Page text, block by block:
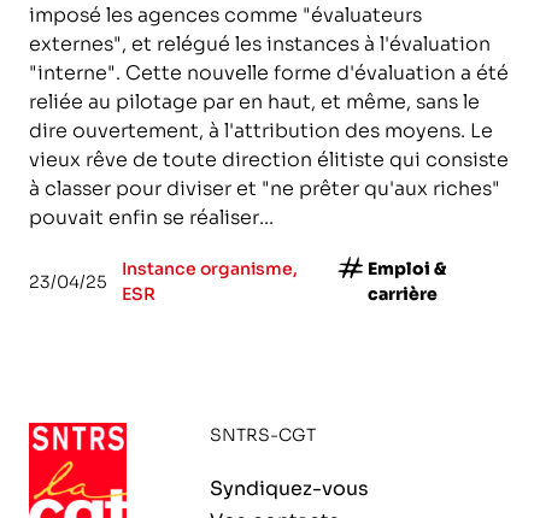
imposé les agences comme "évaluateurs
externes", et relégué les instances à l'évaluation
"interne". Cette nouvelle forme d'évaluation a été
reliée au pilotage par en haut, et même, sans le
dire ouvertement, à l'attribution des moyens. Le
vieux rêve de toute direction élitiste qui consiste
à classer pour diviser et "ne prêter qu'aux riches"
pouvait enfin se réaliser...
23/04/25
Instance organisme,
ESR
Emploi &
carrière
SNTRS-CGT
Syndiquez-vous